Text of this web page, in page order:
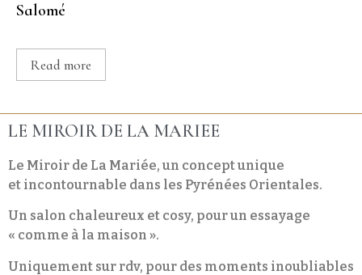
Salomé
Read more
LE MIROIR DE LA MARIEE
Le Miroir de La Mariée, un concept unique
et incontournable dans les Pyrénées Orientales.
Un salon chaleureux et cosy, pour un essayage
« comme à la maison ».
Uniquement sur rdv, pour des moments inoubliables